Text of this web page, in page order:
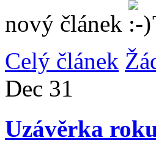
nový článek
Celý článek
Dec 31
Uzávěrka